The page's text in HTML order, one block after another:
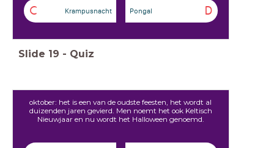
C Krampusnacht D
Pongal
Slide 19 - Quiz
oktober: het is een van de oudste feesten, het wordt al
duizenden jaren gevierd. Men noemt het ook Keltisch
Nieuwjaar en nu wordt het Halloween genoemd.